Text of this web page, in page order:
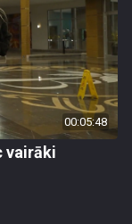
00:05:48
vairāki